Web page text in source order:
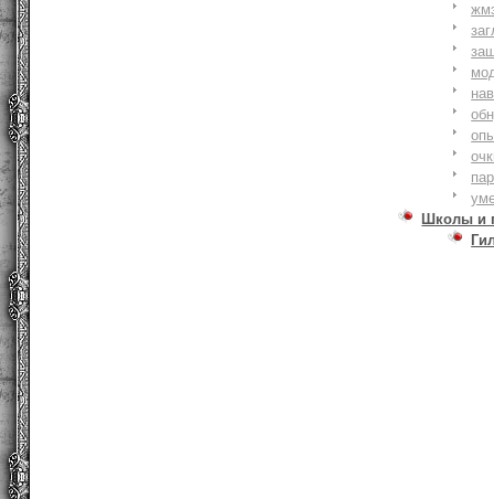
Школы и